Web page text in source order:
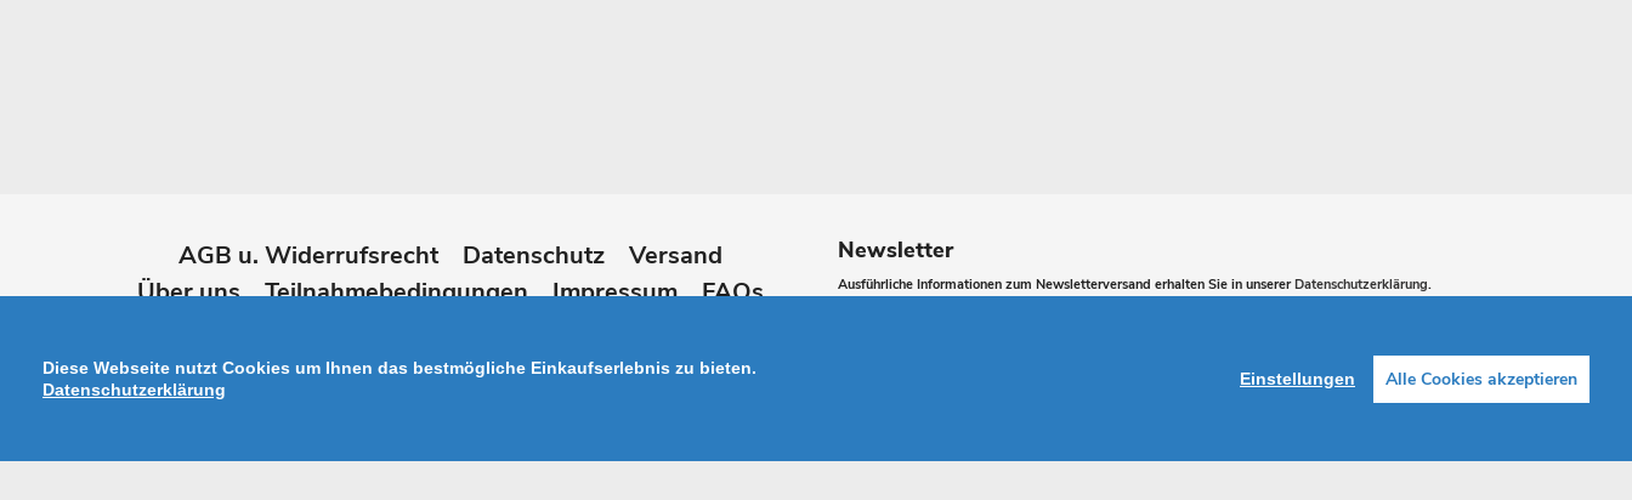
AGB u. Widerrufsrecht Datenschutz
Versand
Über uns
Teilnahmebedingungen Impressum
FAQs
Newsletter
Ausführliche Informationen zum Newsletterversand erhalten Sie in unsererDatenschutzerklärung.
Diese Webseite nutzt Cookies um Ihnen das bestmögliche Einkaufserlebnis zu bieten.
Datenschutzerklärung
Einstellungen Alle Cookies akzeptieren